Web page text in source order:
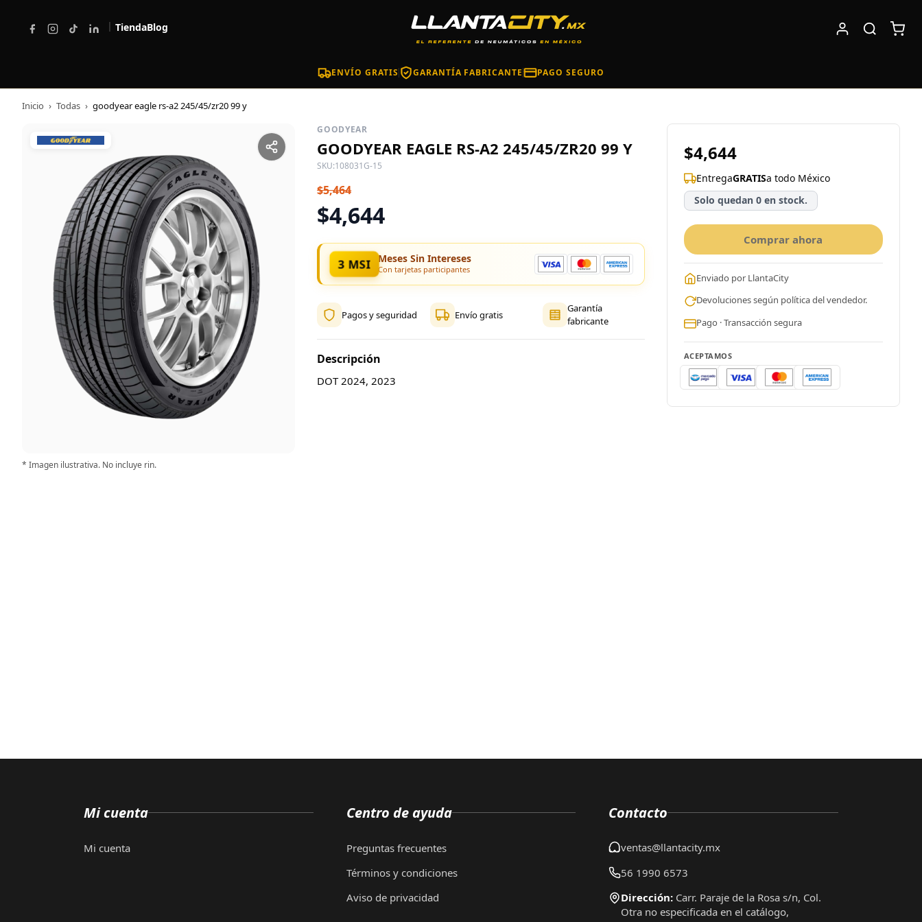
| TiendaBlog
ENVÍO GRATIS GARANTÍA FABRICANTE PAGO SEGURO
Inicio › Todas › goodyear eagle rs-a2 245/45/zr20 99 y
* Imagen ilustrativa. No incluye rin.
GOODYEAR
GOODYEAR EAGLE RS-A2 245/45/ZR20 99 Y
SKU:108031G-15
$5,464
$4,644
3 MSI Meses Sin Intereses
Con tarjetas participantes
Pagos y seguridad Envío gratis
Garantía
fabricante
Descripción
DOT 2024, 2023
$4,644
EntregaGRATISa todo México
Solo quedan 0 en stock.
Comprar ahora
Enviado por LlantaCity
Devoluciones según política del vendedor.
Pago · Transacción segura
ACEPTAMOS
Mi cuenta
Mi cuenta
Centro de ayuda
Preguntas frecuentes
Términos y condiciones
Aviso de privacidad
Contacto
ventas@llantacity.mx
56 1990 6573
Dirección: Carr. Paraje de la Rosa s/n, Col.
Otra no especificada en el catálogo,